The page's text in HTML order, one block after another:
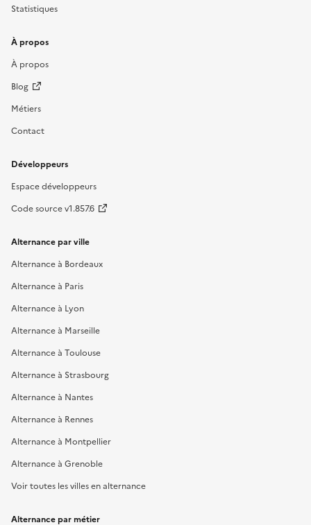
Statistiques
À propos
À propos
Blog
Métiers
Contact
Développeurs
Espace développeurs
Code source v1.857.6
Alternance par ville
Alternance à Bordeaux
Alternance à Paris
Alternance à Lyon
Alternance à Marseille
Alternance à Toulouse
Alternance à Strasbourg
Alternance à Nantes
Alternance à Rennes
Alternance à Montpellier
Alternance à Grenoble
Voir toutes les villes en alternance
Alternance par métier